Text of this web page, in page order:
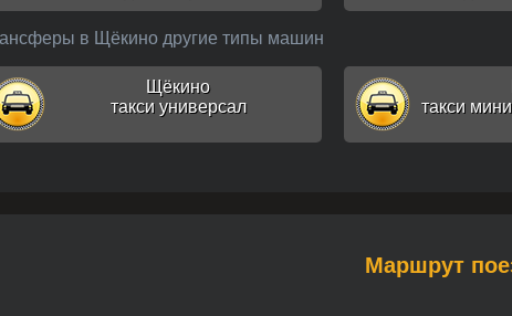
в Щёкино другие типы машин
Щёкино
такси универсал
такси
Маршрут